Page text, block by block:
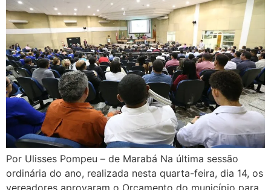
Por Ulisses Pompeu – de Marabá Na última sessão
ordinária do ano, realizada nesta quarta-feira, dia 14, os
vereadores aprovaram o Orçamento do município para